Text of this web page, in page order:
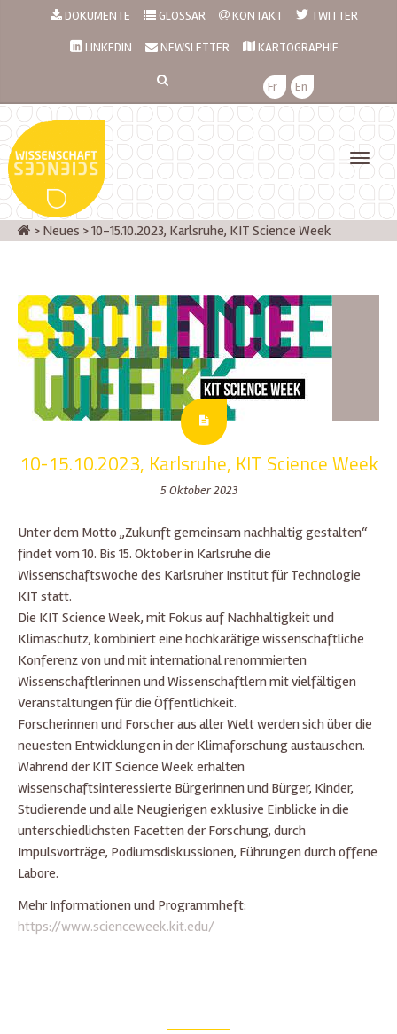
DOKUMENTE GLOSSAR KONTAKT TWITTER
LINKEDIN NEWSLETTER KARTOGRAPHIE
Fr En
> Neues >10-15.10.2023, Karlsruhe, KIT Science Week
10-15.10.2023, Karlsruhe, KIT Science Week
5 Oktober 2023
Unter dem Motto „Zukunft gemeinsam nachhaltig gestalten“
findet vom 10. Bis 15. Oktober in Karlsruhe die
Wissenschaftswoche des Karlsruher Institut für Technologie
KIT statt.
Die KIT Science Week, mit Fokus auf Nachhaltigkeit und
Klimaschutz, kombiniert eine hochkarätige wissenschaftliche
Konferenz von und mit international renommierten
Wissenschaftlerinnen und Wissenschaftlern mit vielfältigen
Veranstaltungen für die Öffentlichkeit.
Forscherinnen und Forscher aus aller Welt werden sich über die
neuesten Entwicklungen in der Klimaforschung austauschen.
Während der KIT Science Week erhalten
wissenschaftsinteressierte Bürgerinnen und Bürger, Kinder,
Studierende und alle Neugierigen exklusive Einblicke in die
unterschiedlichsten Facetten der Forschung, durch
Impulsvorträge, Podiumsdiskussionen, Führungen durch offene
Labore.
Mehr Informationen und Programmheft:
https://www.scienceweek.kit.edu/